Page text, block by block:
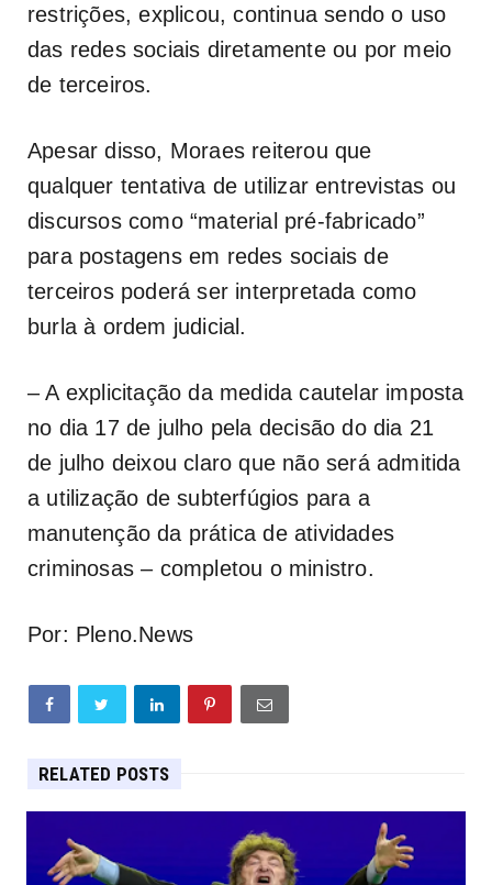
restrições, explicou, continua sendo o uso
das redes sociais diretamente ou por meio
de terceiros.
Apesar disso, Moraes reiterou que
qualquer tentativa de utilizar entrevistas ou
discursos como “material pré-fabricado”
para postagens em redes sociais de
terceiros poderá ser interpretada como
burla à ordem judicial.
– A explicitação da medida cautelar imposta
no dia 17 de julho pela decisão do dia 21
de julho deixou claro que não será admitida
a utilização de subterfúgios para a
manutenção da prática de atividades
criminosas – completou o ministro.
Por: Pleno.News
RELATED POSTS